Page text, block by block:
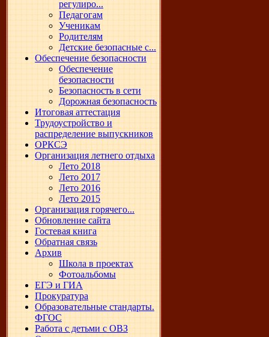
регулиро...
Педагогам
Ученикам
Родителям
Детские безопасные с...
Обеспечение безопасности
Обеспечение
безопасности
Безопасность в сети
Дорожная безопасность
Итоговая аттестация
Трудоустройство и
распределение выпускников
ОРКСЭ
Организация летнего отдыха
Лето 2018
Лето 2017
Лето 2016
Лето 2015
Организация горячего...
Обновление сайта
Гостевая книга
Обратная связь
Архив
Школа в проектах
Фотоальбомы
ЕГЭ и ГИА
Прокуратура
Образовательные стандарты.
ФГОС
Работа с детьми с ОВЗ